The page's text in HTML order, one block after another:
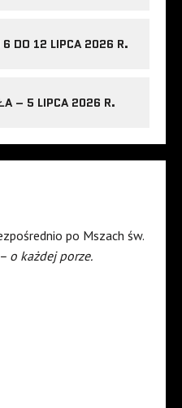
6 DO 12 LIPCA 2026 R.
– 5 LIPCA 2026 R.
po Mszach św.
o każdej porze.